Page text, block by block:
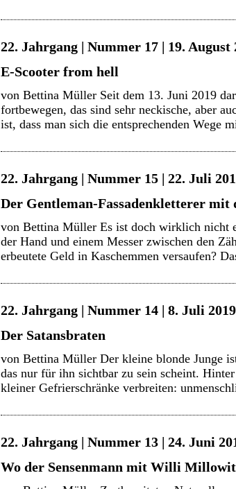
22. Jahrgang | Nummer 17 | 19. August
E-Scooter from hell
von Bettina Müller Seit dem 13. Juni 2019
fortbewegen, das sind sehr neckische, aber
ist, dass man sich die entsprechenden Wege
22. Jahrgang | Nummer 15 | 22. Juli
Der Gentleman-Fassadenkletterer mit
von Bettina Müller Es ist doch wirklich nicht
der Hand und einem Messer zwischen den
erbeutete Geld in Kaschemmen versaufen?
22. Jahrgang | Nummer 14 | 8. Juli 2019
Der Satansbraten
von Bettina Müller Der kleine blonde Junge
das nur für ihn sichtbar zu sein scheint.
kleiner Gefrierschränke verbreiten:
22. Jahrgang | Nummer 13 | 24. Juni
Wo der Sensenmann mit Willi